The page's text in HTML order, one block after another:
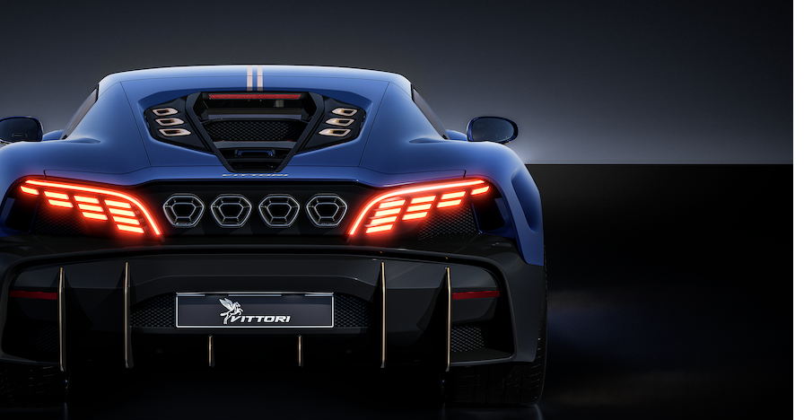
Infantino “latin lover”, il Telegraph
accusa: “All’amante una buonuscita
a sei cifre”. Nuova bufera sulla FIFA
Stipendi, sorpresa in busta paga
per 200mila dipendenti pubblici:
aumenti fino a 221 euro, ecco per